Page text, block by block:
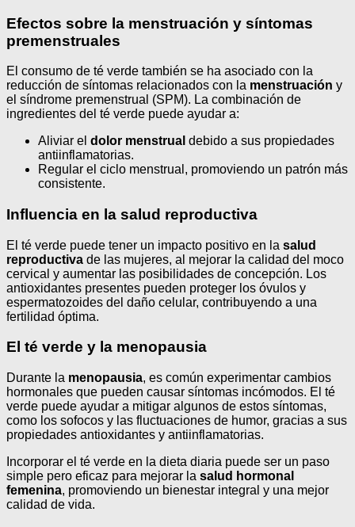
Efectos sobre la menstruación y síntomas
premenstruales
El consumo de té verde también se ha asociado con la
reducción de síntomas relacionados con la menstruación y
el síndrome premenstrual (SPM). La combinación de
ingredientes del té verde puede ayudar a:
Aliviar el dolor menstrual debido a sus propiedades
antiinflamatorias.
Regular el ciclo menstrual, promoviendo un patrón más
consistente.
Influencia en la salud reproductiva
El té verde puede tener un impacto positivo en la salud
reproductiva de las mujeres, al mejorar la calidad del moco
cervical y aumentar las posibilidades de concepción. Los
antioxidantes presentes pueden proteger los óvulos y
espermatozoides del daño celular, contribuyendo a una
fertilidad óptima.
El té verde y la menopausia
Durante la menopausia, es común experimentar cambios
hormonales que pueden causar síntomas incómodos. El té
verde puede ayudar a mitigar algunos de estos síntomas,
como los sofocos y las fluctuaciones de humor, gracias a sus
propiedades antioxidantes y antiinflamatorias.
Incorporar el té verde en la dieta diaria puede ser un paso
simple pero eficaz para mejorar la salud hormonal
femenina, promoviendo un bienestar integral y una mejor
calidad de vida.